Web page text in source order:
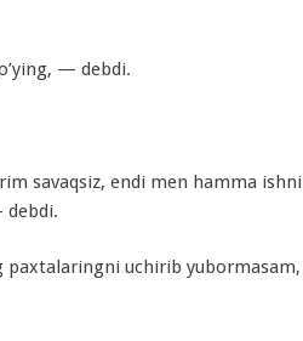
— debdi.
savaqsiz, endi men hamma ishni
debdi.
uchirib yubormasam,